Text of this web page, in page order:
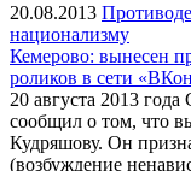
20.08.2013
национализму
Кемерово: вынесен
роликов в сети
20 августа 2013
сообщил о том, что
Кудряшову. Он
(возбуждение